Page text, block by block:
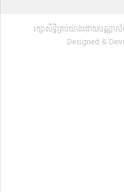
រក្សាសិទ្ធិគ្រប់យ៉ាងដោយបណ្ណា
Designed &